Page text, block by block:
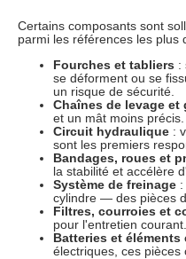
Certains composants sont
parmi les références les plus
Fourches et tabliers :
se déforment ou se
un risque de sécurité.
Chaînes de levage et
et un mât moins précis.
Circuit hydraulique :
sont les premiers
Bandages, roues et
la stabilité et accélère
Système de freinage
cylindre — des pièces
Filtres, courroies et
pour l'entretien courant.
Batteries et éléments
électriques, ces pièces